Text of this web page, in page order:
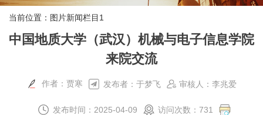
当前位置： 图片新闻栏目1
中国地质大学（武汉）机械与电子信息学院
来院交流
作者：贾寒 发布者：于梦飞 审核人：李兆爱
发布时间：2025-04-09 访问次数： 731